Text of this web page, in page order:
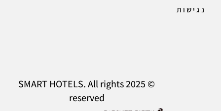
נגישות
© 2025 SMART HOTELS. All rights
reserved